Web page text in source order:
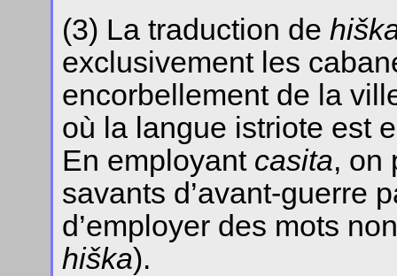
(3) La traduction de
exclusivement les
encorbellement de la
où la langue istriote est
En employant casita, on
savants d’avant-guerre
d’employer des mots
hiška).